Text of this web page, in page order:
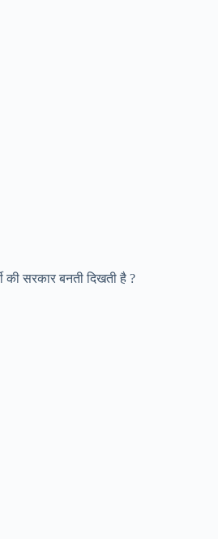
की सरकार बनती दिखती है ?